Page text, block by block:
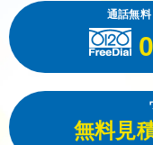
通話無
無料見